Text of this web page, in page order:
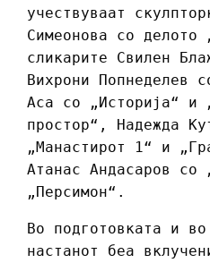
учествуваат
Симеонова со делото
сликарите Свилен
Вихрони Попнеделев
Аса со „Историја“ и
простор“, Надежда
„Манастирот 1“ и
Атанас Андасаров со
„Персимон“.
Во подготовката и
настанот беа